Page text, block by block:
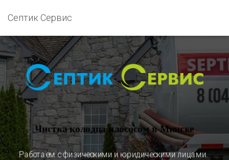
Септик Сервис
Чистка колодца илососом в Минске
Работаем с физическими и юридическими лицами.